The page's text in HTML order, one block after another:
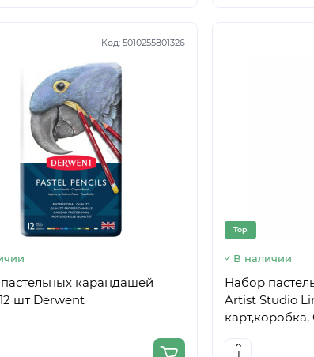
Код: 5010255801326
карандашей
шт Derwent
Top
В наличии
Набор
Artist Studio